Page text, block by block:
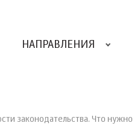
НАПРАВЛЕНИЯ
законодательства. Что